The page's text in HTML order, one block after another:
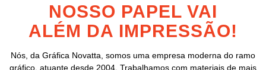
NOSSO PAPEL VAI
ALÉM DA IMPRESSÃO!
Nós, da Gráfica Novatta, somos uma empresa moderna do ramo
gráfico, atuante desde 2004. Trabalhamos com materiais de mais